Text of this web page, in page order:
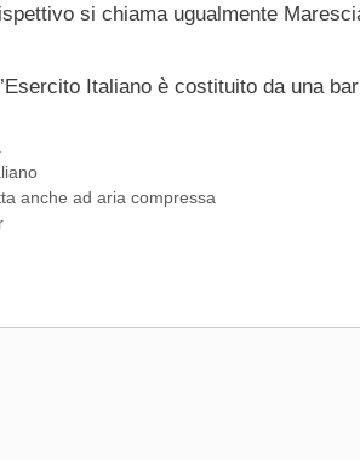
si chiama ugualmente
Italiano è costituito da una
anche ad aria compressa